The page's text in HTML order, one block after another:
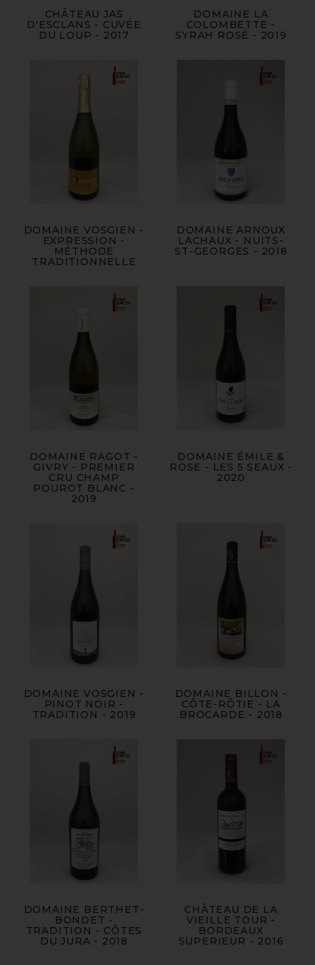
CHÂTEAU JAS
D'ESCLANS - CUVÉE
DU LOUP - 2017
DOMAINE LA
COLOMBETTE -
SYRAH ROSÉ - 2019
DOMAINE VOSGIEN -
EXPRESSION -
MÉTHODE
TRADITIONNELLE
DOMAINE ARNOUX
LACHAUX - NUITS-
ST-GEORGES - 2018
DOMAINE RAGOT -
GIVRY - PREMIER
CRU CHAMP
POUROT BLANC -
2019
DOMAINE ÉMILE &
ROSE - LES 5 SEAUX -
2020
DOMAINE VOSGIEN -
PINOT NOIR -
TRADITION - 2019
DOMAINE BILLON -
CÔTE-RÔTIE - LA
BROCARDE - 2018
DOMAINE BERTHET-
BONDET -
TRADITION - CÔTES
DU JURA - 2018
CHÂTEAU DE LA
VIEILLE TOUR -
BORDEAUX
SUPERIEUR - 2016